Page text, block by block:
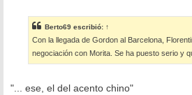
s
a
j
e
Berto69 escribió: ↑
Con la llegada de Gordon al Barcelona,
negociación con Morita. Se ha puesto serio y
"... ese, el del acento chino"